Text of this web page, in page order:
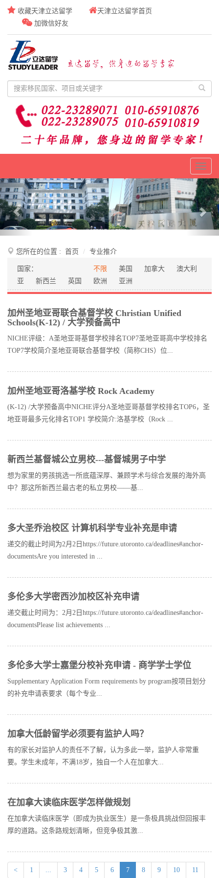
收藏天津立达留学
天津立达留学首页
加微信好友
Toggle
Previous
您所在的位置 : 首页 专业推介
国家： 不限 美国 加拿大
澳大利
亚
新西兰 英国 欧洲 亚洲
加州圣地亚哥联合基督学校 Christian Unified
Schools(K-12) / 大学预备高中
NICHE评级：A圣地亚哥基督学校排名TOP7圣地亚哥高中学校排名
TOP7学校简介圣地亚哥联合基督学校（简称CHS）位...
加州圣地亚哥洛基学校 Rock Academy
(K-12) /大学预备高中NICHE评分A圣地亚哥基督学校排名TOP6，圣
地亚哥最多元化排名TOP1 学校简介:洛基学校（Rock ...
新西兰基督城公立男校---基督城男子中学
想为家里的男孩挑选一所底蕴深厚、兼顾学术与综合发展的海外高
中？那这所新西兰最古老的私立男校——基...
多大圣乔治校区 计算机科学专业补充是申请
递交的截止时间为2月2日https://future.utoronto.ca/deadlines#anchor-
documentsAre you interested in ...
多伦多大学密西沙加校区补充申请
递交截止时间为：2月2日https://future.utoronto.ca/deadlines#anchor-
documentsPlease list achievements ...
多伦多大学士嘉堡分校补充申请 - 商学学士学位
Supplementary Application Form requirements by program按项目划分
的补充申请表要求（每个专业...
加拿大低龄留学必须要有监护人吗？
有的家长对监护人的责任不了解，认为多此一举，监护人非常重
要。学生未成年，不满18岁，独自一个人在加拿大...
在加拿大读临床医学怎样做规划
在加拿大读临床医学（即成为执业医生）是一条极具挑战但回报丰
厚的道路。这条路规划清晰，但竞争极其激...
< 1 3 4 5 6 7(current)
8 9 10 11